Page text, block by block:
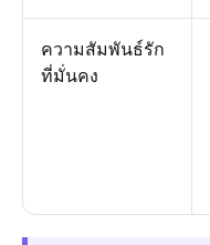
ความสัมพันธ์รัก
ที่มั่นคง